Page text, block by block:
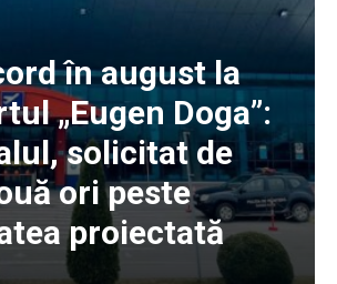
în august la
„Eugen Doga”:
solicitat de
ori peste
proiectată